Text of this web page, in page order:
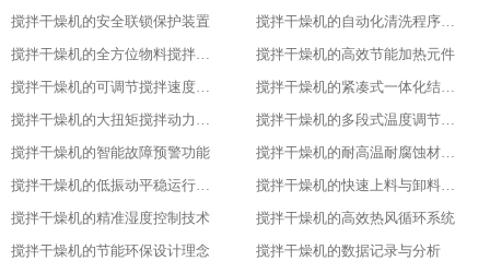
搅拌干燥机的安全联锁保护装置
搅拌干燥机的自动化清洗程序设置
搅拌干燥机的全方位物料搅拌效果
搅拌干燥机的高效节能加热元件
搅拌干燥机的可调节搅拌速度功能
搅拌干燥机的紧凑式一体化结构布局
搅拌干燥机的大扭矩搅拌动力输出
搅拌干燥机的多段式温度调节模式
搅拌干燥机的智能故障预警功能
搅拌干燥机的耐高温耐腐蚀材质选用
搅拌干燥机的低振动平稳运行特性
搅拌干燥机的快速上料与卸料设计
搅拌干燥机的精准湿度控制技术
搅拌干燥机的高效热风循环系统
搅拌干燥机的节能环保设计理念
搅拌干燥机的数据记录与分析